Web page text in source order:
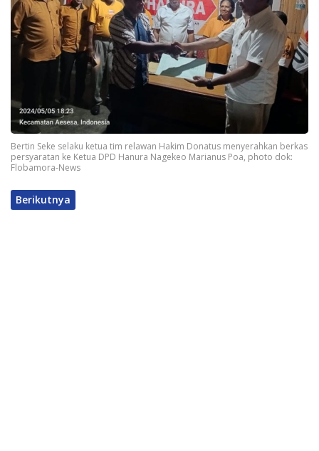
Bertin Seke selaku ketua tim relawan Hakim Donatus menyerahkan berkas
persyaratan ke Ketua DPD Hanura Nagekeo Marianus Poa, photo dok:
Flobamora-News
Berikutnya